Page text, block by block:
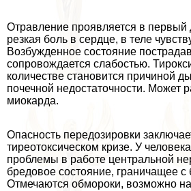
Отравление проявляется в первый
резкая боль в сердце, в теле
Возбужденное состояние
сопровождается слабостью.
количестве становится причиной
почечной недостаточности. Может
миокарда.
Опасность передозировки
тиреотоксическом кризе. У
проблемы в работе центральной
бредовое состояние, граничащее с
Отмечаются обмороки, возможно